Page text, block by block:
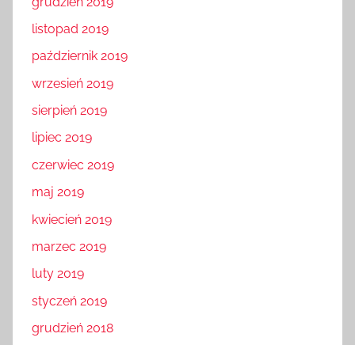
listopad 2019
październik 2019
wrzesień 2019
sierpień 2019
lipiec 2019
czerwiec 2019
maj 2019
kwiecień 2019
marzec 2019
luty 2019
styczeń 2019
grudzień 2018